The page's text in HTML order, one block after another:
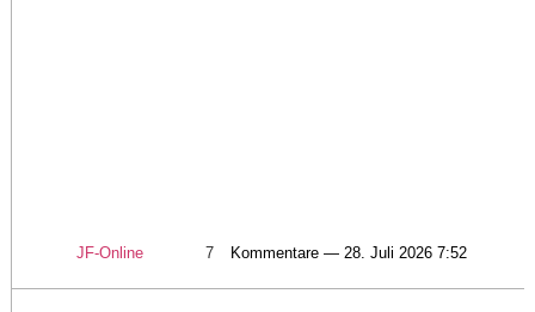
JF-Online 7 Kommentare — 28. Juli 2026 7:52